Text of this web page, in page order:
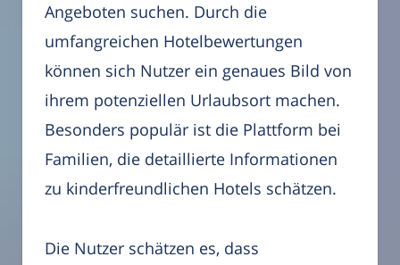
Angeboten suchen. Durch die
umfangreichen Hotelbewertungen
können sich Nutzer ein genaues Bild von
ihrem potenziellen Urlaubsort machen.
Besonders populär ist die Plattform bei
Familien, die detaillierte Informationen
zu kinderfreundlichen Hotels schätzen.
Die Nutzer schätzen es, dass